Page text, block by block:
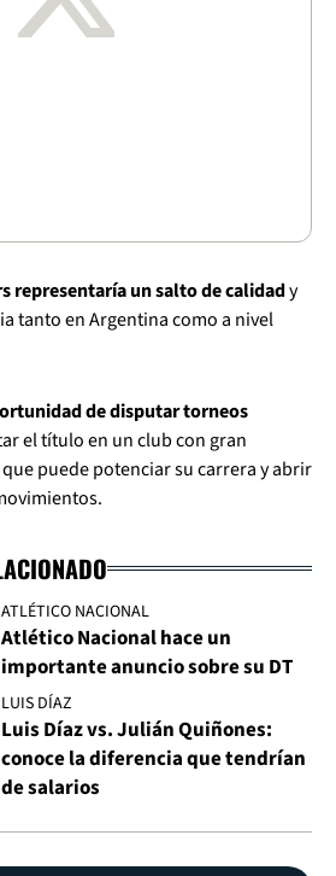
representaría un salto de calidady
tanto en Argentina como a nivel
de disputar torneos
el título en un club con gran
puede potenciar su carrera y abrir
ATLÉTICO NACIONAL
Atlético Nacional hace un
importante anuncio sobre su DT
LUIS DÍAZ
Luis Díaz vs. Julián Quiñones:
conoce la diferencia que tendrían
de salarios